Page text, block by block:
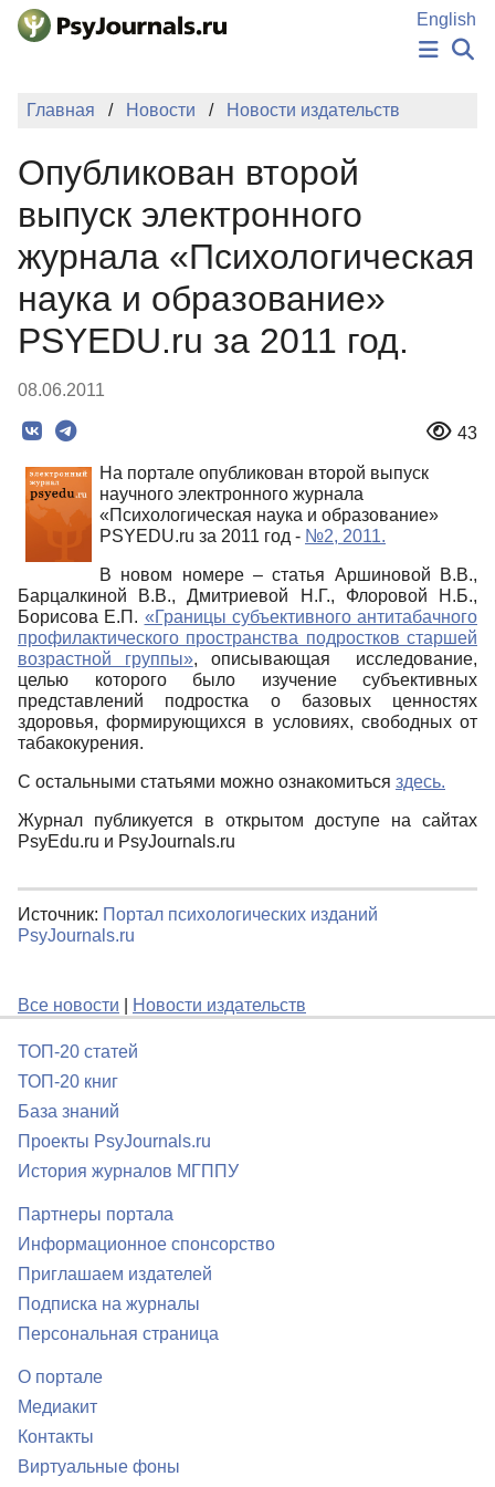
Перейти к основному содержанию
English
НОВОСТИ
ПОДАТЬ РУКОПИСЬ
КЛЮЧЕВЫЕ СЛОВА
Регистрация
Вход
Главная Новости Новости издательств
Опубликован второй
выпуск электронного
журнала «Психологическая
наука и образование»
PSYEDU.ru за 2011 год.
08.06.2011
43
На портале опубликован второй выпуск
научного электронного журнала
«Психологическая наука и образование»
PSYEDU.ru за 2011 год - №2, 2011.
В новом номере – статья Аршиновой В.В.,
Барцалкиной В.В., Дмитриевой Н.Г., Флоровой Н.Б.,
Борисова Е.П. «Границы субъективного антитабачного
профилактического пространства подростков старшей
возрастной группы», описывающая исследование,
целью которого было изучение субъективных
представлений подростка о базовых ценностях
здоровья, формирующихся в условиях, свободных от
табакокурения.
С остальными статьями можно ознакомиться здесь.
Журнал публикуется в открытом доступе на сайтах
PsyEdu.ru и PsyJournals.ru
Источник: Портал психологических изданий
PsyJournals.ru
Все новости Новости издательств
ТОП-20 статей
ТОП-20 книг
База знаний
Проекты PsyJournals.ru
История журналов МГППУ
Партнеры портала
Информационное спонсорство
Приглашаем издателей
Подписка на журналы
Персональная страница
О портале
Медиакит
Контакты
Виртуальные фоны